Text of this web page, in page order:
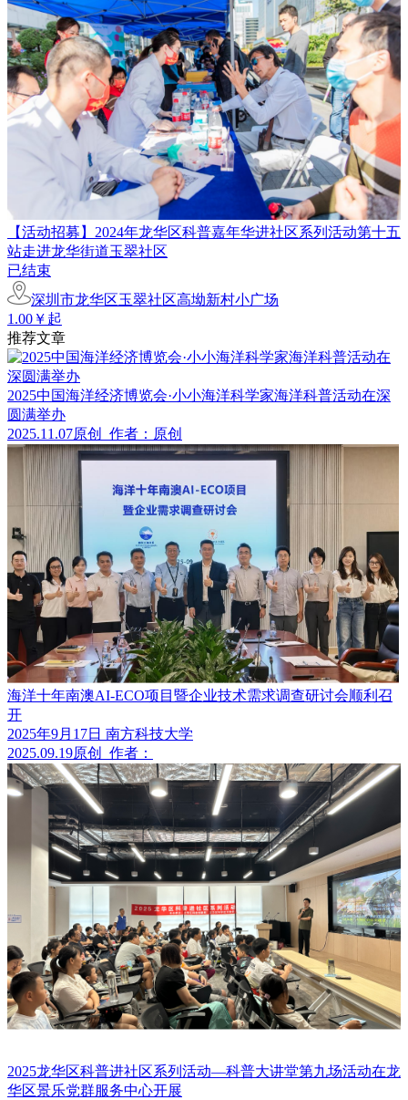
【活动招募】2024年龙华区科普嘉年华进社区系列活动第十五
站走进龙华街道玉翠社区
已结束
深圳市龙华区玉翠社区高坳新村小广场
1.00￥起
推荐文章
2025中国海洋经济博览会·小小海洋科学家海洋科普活动在深
圆满举办
2025.11.07原创 作者：原创
海洋十年南澳AI-ECO项目暨企业技术需求调查研讨会顺利召
开
2025年9月17日 南方科技大学
2025.09.19原创 作者：
2025龙华区科普进社区系列活动—科普大讲堂第九场活动在龙
华区景乐党群服务中心开展